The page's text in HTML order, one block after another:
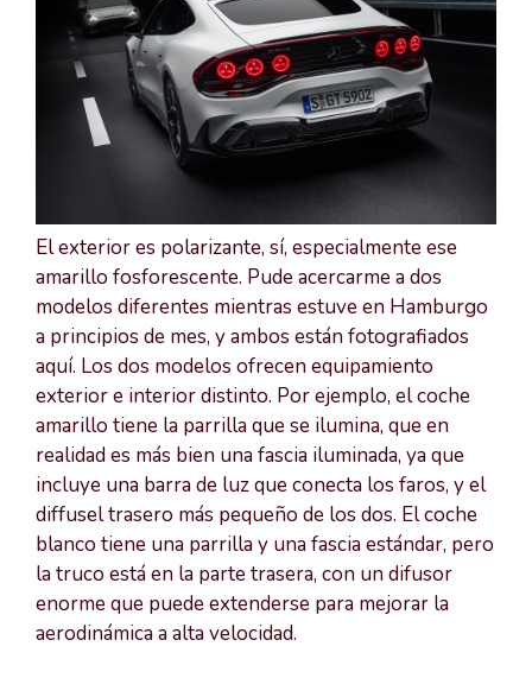
El exterior es polarizante, sí, especialmente ese
amarillo fosforescente. Pude acercarme a dos
modelos diferentes mientras estuve en Hamburgo
a principios de mes, y ambos están fotografiados
aquí. Los dos modelos ofrecen equipamiento
exterior e interior distinto. Por ejemplo, el coche
amarillo tiene la parrilla que se ilumina, que en
realidad es más bien una fascia iluminada, ya que
incluye una barra de luz que conecta los faros, y el
diffusel trasero más pequeño de los dos. El coche
blanco tiene una parrilla y una fascia estándar, pero
la truco está en la parte trasera, con un difusor
enorme que puede extenderse para mejorar la
aerodinámica a alta velocidad.